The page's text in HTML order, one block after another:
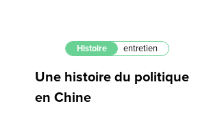
Histoire entretien
Une histoire du politique
en Chine